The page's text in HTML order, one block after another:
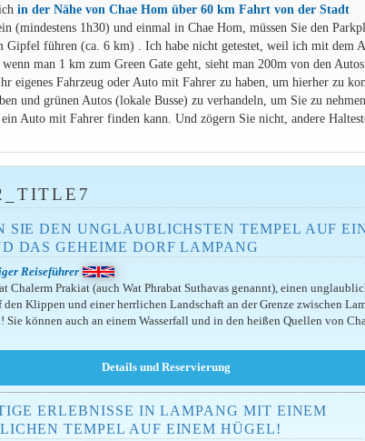
in der Nähe von Chae Hom über 60 km Fahrt von der Stadt
(mindestens 1h30) und einmal in Chae Hom, müssen Sie den
Gipfel führen (ca. 6 km) . Ich habe nicht getestet, weil ich mit dem
man 1 km zum Green Gate geht, sieht man 200m von den Autos
Fahrzeug oder Auto mit Fahrer zu haben, um hierher zu
und grünen Autos (lokale Busse) zu verhandeln, um Sie zu
Auto mit Fahrer finden kann. Und zögern Sie nicht, andere
SIE DEN UNGLAUBLICHSTEN TEMPEL AUF
DAS GEHEIME DORF LAMPANG
Reiseführer
Chalerm Prakiat (auch Wat Phrabat Suthavas genannt), einen
Klippen und einer herrlichen Landschaft an der Grenze zwischen
können auch an einem Wasserfall und in den heißen Quellen von
ERLEBNISSE IN LAMPANG MIT EINEM
TEMPEL AUF EINEM HÜGEL!